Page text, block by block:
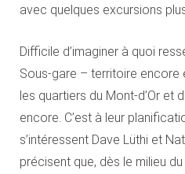
avec quelques excursions
Difficile d’imaginer à quoi
Sous-gare – territoire encore
les quartiers du Mont-d’Or et
encore. C’est à leur
s’intéressent Dave Lüthi et
précisent que, dès le milieu du